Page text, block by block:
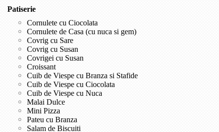
Patiserie
Cornulete cu Ciocolata
Cornulete de Casa (cu nuca si gem)
Covrig cu Sare
Covrig cu Susan
Covrigei cu Susan
Croissant
Cuib de Viespe cu Branza si Stafide
Cuib de Viespe cu Ciocolata
Cuib de Viespe cu Nuca
Malai Dulce
Mini Pizza
Pateu cu Branza
Salam de Biscuiti